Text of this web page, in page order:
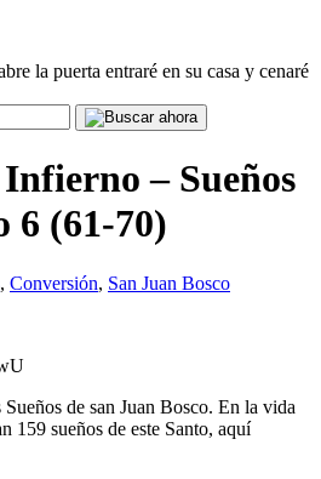
la puerta entraré en su casa y cenaré
– Sueños
6 (61-70)
, Conversión, San Juan Bosco
de san Juan Bosco. En la vida
159 sueños de este Santo, aquí